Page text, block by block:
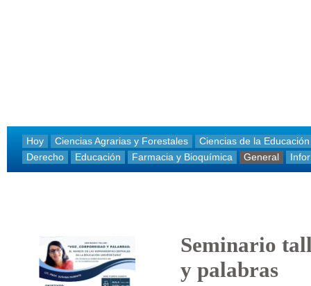
Hoy Ciencias Agrarias y Forestales
Ciencias de la Educación
Derecho
Educación Farmacia y Bioquímica General
Seminario
y palabras